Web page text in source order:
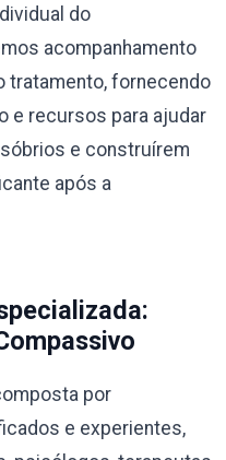
do
acompanhamento
tratamento, fornecendo
e recursos para ajudar
e construírem
após a
por
e experientes,